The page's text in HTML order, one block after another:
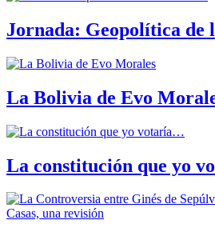
Jornada: Geopolítica de
La Bolivia de Evo
La constitución que yo